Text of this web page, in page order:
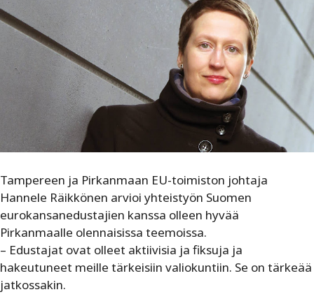
Tampereen ja Pirkanmaan EU-toimiston johtaja
Hannele Räikkönen arvioi yhteistyön Suomen
eurokansanedustajien kanssa olleen hyvää
Pirkanmaalle olennaisissa teemoissa.
– Edustajat ovat olleet aktiivisia ja fiksuja ja
hakeutuneet meille tärkeisiin valiokuntiin. Se on tärkeää
jatkossakin.